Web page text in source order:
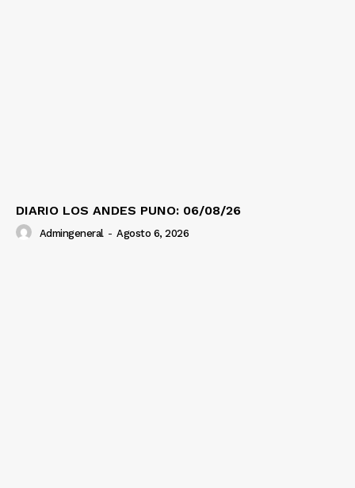
DIARIO LOS ANDES PUNO: 06/08/26
Admingeneral - Agosto 6, 2026